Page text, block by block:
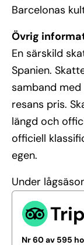
Barcelonas
Övrig
En särskild
Spanien.
samband
resans pris.
längd och
officiell
egen.
Under
Nr 60 av 595